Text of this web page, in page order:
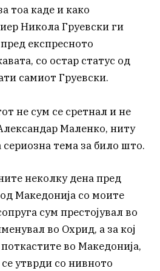
тоа каде и како
Никола Груевски ги
експресното
со остар статус од
самиот Груевски.
не сум се сретнал и не
Маленко, ниту
сериозна тема за било што.
неколку дена пред
Македонија со моите
сум престојувал во
во Охрид, а за кој
во Македонија,
утврди со нивното